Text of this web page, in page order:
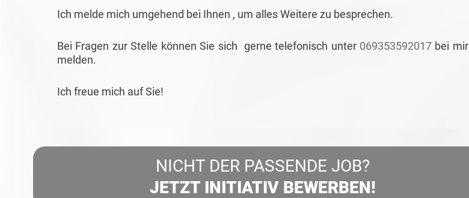
Ich melde mich umgehend bei Ihnen , um alles Weitere zu besprechen.
Bei Fragen zur Stelle können Sie sich gerne telefonisch unter 069353592017 bei mir
melden.
Ich freue mich auf Sie!
NICHT DER PASSENDE JOB?
JETZT INITIATIV BEWERBEN!